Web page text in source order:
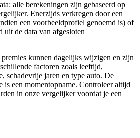
alle berekeningen zijn gebaseerd op
Enerzijds verkregen door een
een voorbeeldprofiel genoemd is) of
uit de data van afgesloten
kunnen dagelijks wijzigen en zijn
factoren zoals leeftijd,
schadevrije jaren en type auto. De
is een momentopname. Controleer altijd
in onze vergelijker voordat je een